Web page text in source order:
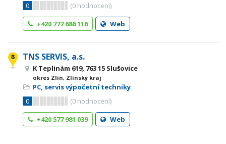
0
(0 hodnocení)
+420 777 686 116
Web
TNS SERVIS, a.s.
K Teplinám 619, 763 15 Slušovice
okres Zlín, Zlínský kraj
PC, servis výpočetní techniky
0
(0 hodnocení)
+420 577 981 039
Web